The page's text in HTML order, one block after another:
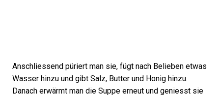
Anschliessend püriert man sie, fügt nach Belieben etwas
Wasser hinzu und gibt Salz, Butter und Honig hinzu.
Danach erwärmt man die Suppe erneut und geniesst sie